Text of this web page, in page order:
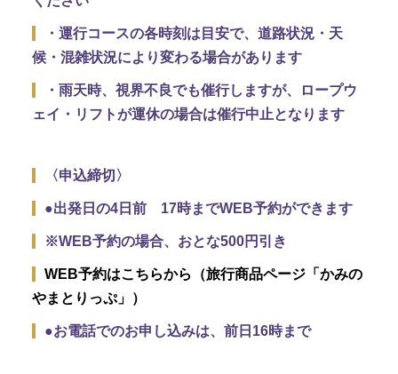
・運行コースの各時刻は目安で、道路状況・天
候・混雑状況により変わる場合があります
・雨天時、視界不良でも催行しますが、ロープウ
ェイ・リフトが運休の場合は催行中止となります
〈申込締切〉
●出発日の4日前 17時までWEB予約ができます
※WEB予約の場合、おとな500円引き
WEB予約はこちらから（旅行商品ページ「かみの
やまとりっぷ」）
●お電話でのお申し込みは、前日16時まで